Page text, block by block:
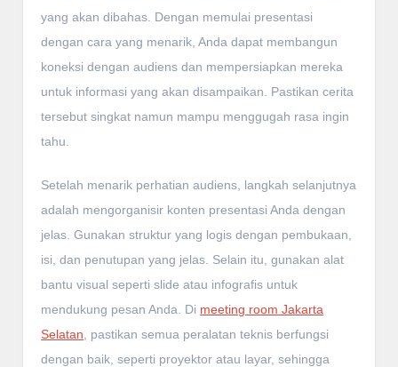
yang akan dibahas. Dengan memulai presentasi
dengan cara yang menarik, Anda dapat membangun
koneksi dengan audiens dan mempersiapkan mereka
untuk informasi yang akan disampaikan. Pastikan cerita
tersebut singkat namun mampu menggugah rasa ingin
tahu.
Setelah menarik perhatian audiens, langkah selanjutnya
adalah mengorganisir konten presentasi Anda dengan
jelas. Gunakan struktur yang logis dengan pembukaan,
isi, dan penutupan yang jelas. Selain itu, gunakan alat
bantu visual seperti slide atau infografis untuk
mendukung pesan Anda. Di meeting room Jakarta
Selatan , pastikan semua peralatan teknis berfungsi
dengan baik, seperti proyektor atau layar, sehingga